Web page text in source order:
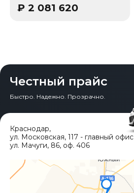
₽ 2 081 620
Честный прайс
Быстро. Надежно. Прозрачно.
Краснодар,
ул. Московская, 117 - главный офис
ул. Мачуги, 86, оф. 406